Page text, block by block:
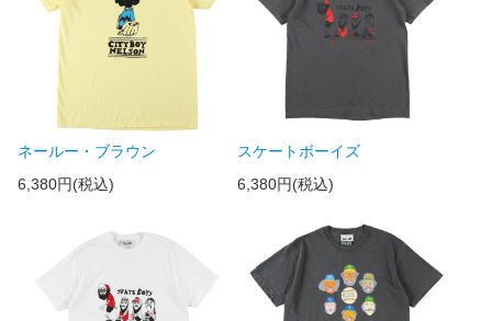
ネールー・ブラウン
6,380円(税込)
スケートボーイズ
6,380円(税込)